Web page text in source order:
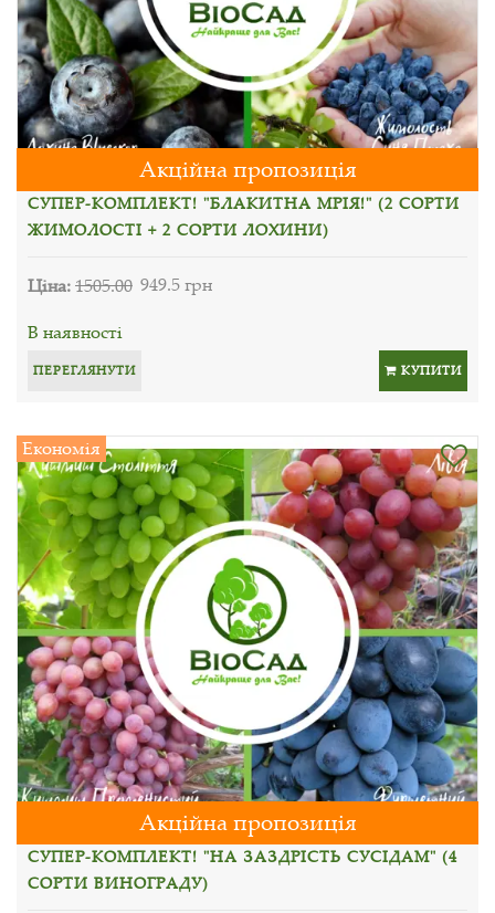
Акційна пропозиція
СУПЕР-КОМПЛЕКТ! "БЛАКИТНА МРІЯ!" (2 СОРТИ
ЖИМОЛОСТІ + 2 СОРТИ ЛОХИНИ)
Ціна:1505.00 949.5 грн
В наявності
ПЕРЕГЛЯНУТИ КУПИТИ
Економія
Акційна пропозиція
СУПЕР-КОМПЛЕКТ! "НА ЗАЗДРІСТЬ СУСІДАМ" (4
СОРТИ ВИНОГРАДУ)